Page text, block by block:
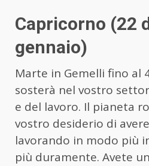
Capricorno (22
gennaio)
Marte in Gemelli fino al
sosterà nel vostro
e del lavoro. Il pianeta
vostro desiderio di
lavorando in modo più
più duramente. Avete